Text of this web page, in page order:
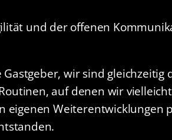
und der offenen
wir sind
auf denen wir
eigenen